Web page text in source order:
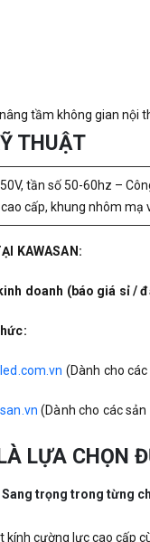
tầm không gian nội
THUẬT
tần số 50-60hz –
cấp, khung nhôm mạ
KAWASAN:
doanh (báo giá sỉ /
(Dành cho
(Dành cho các
LỰA CHỌN
Sang trọng trong từng
kính cường lực cao cấp